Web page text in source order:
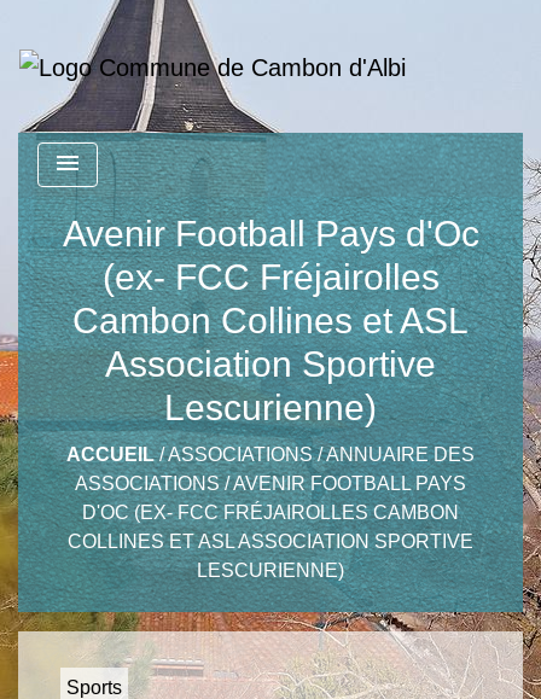
menu
Avenir Football Pays d'Oc
(ex- FCC Fréjairolles
Cambon Collines et ASL
Association Sportive
Lescurienne)
ACCUEIL/ASSOCIATIONS/ANNUAIRE DES
ASSOCIATIONS/AVENIR FOOTBALL PAYS
D'OC (EX- FCC FRÉJAIROLLES CAMBON
COLLINES ET ASL ASSOCIATION SPORTIVE
LESCURIENNE)
Sports